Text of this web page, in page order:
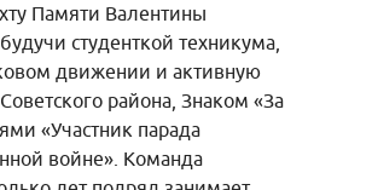
Памяти Валентины
студенткой техникума,
движении и активную
района, Знаком «За
«Участник парада
войне». Команда